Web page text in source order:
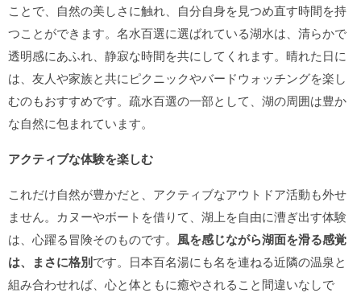
ことで、自然の美しさに触れ、自分自身を見つめ直す時間を持
つことができます。名水百選に選ばれている湖水は、清らかで
透明感にあふれ、静寂な時間を共にしてくれます。晴れた日に
は、友人や家族と共にピクニックやバードウォッチングを楽し
むのもおすすめです。疏水百選の一部として、湖の周囲は豊か
な自然に包まれています。
アクティブな体験を楽しむ
これだけ自然が豊かだと、アクティブなアウトドア活動も外せ
ません。カヌーやボートを借りて、湖上を自由に漕ぎ出す体験
は、心躍る冒険そのものです。 風を感じながら湖面を滑る感覚
は、まさに格別です。日本百名湯にも名を連ねる近隣の温泉と
組み合わせれば、心と体ともに癒やされること間違いなしで